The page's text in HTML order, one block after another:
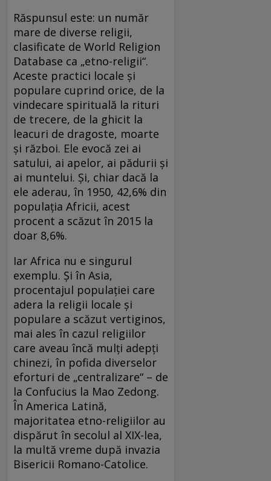
Răspunsul este: un număr
mare de diverse religii,
clasificate de World Religion
Database ca „etno-religii“.
Aceste practici locale și
populare cuprind orice, de la
vindecare spirituală la rituri
de trecere, de la ghicit la
leacuri de dragoste, moarte
și război. Ele evocă zei ai
satului, ai apelor, ai pădurii și
ai muntelui. Și, chiar dacă la
ele aderau, în 1950, 42,6% din
populația Africii, acest
procent a scăzut în 2015 la
doar 8,6%.
Iar Africa nu e singurul
exemplu. Și în Asia,
procentajul populației care
adera la religii locale și
populare a scăzut vertiginos,
mai ales în cazul religiilor
care aveau încă mulți adepți
chinezi, în pofida diverselor
eforturi de „centralizare“ – de
la Confucius la Mao Zedong.
În America Latină,
majoritatea etno-religiilor au
dispărut în secolul al XIX-lea,
la multă vreme după invazia
Bisericii Romano-Catolice.